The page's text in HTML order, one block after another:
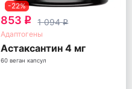
-22%
853 q 1 094q
Адаптогены
Астаксантин 4 мг
60 веган капсул